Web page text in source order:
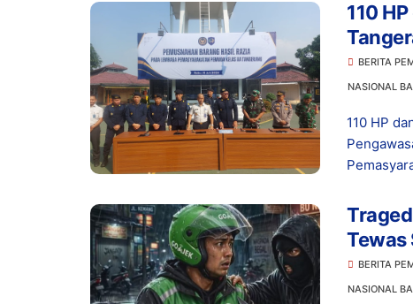
110
BERITA
NASIONAL
110 HP
Tewas
BERITA
NASIONAL